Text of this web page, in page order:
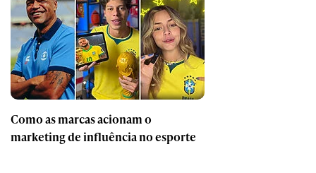
Como as marcas acionam o
marketing de influência no esporte